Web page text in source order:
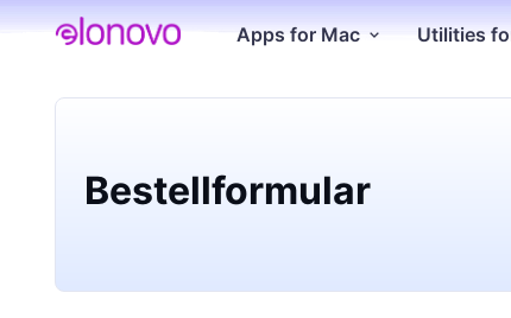
Apps for Mac Utilities
Bestellformular